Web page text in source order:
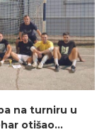
na turniru u
otišao...